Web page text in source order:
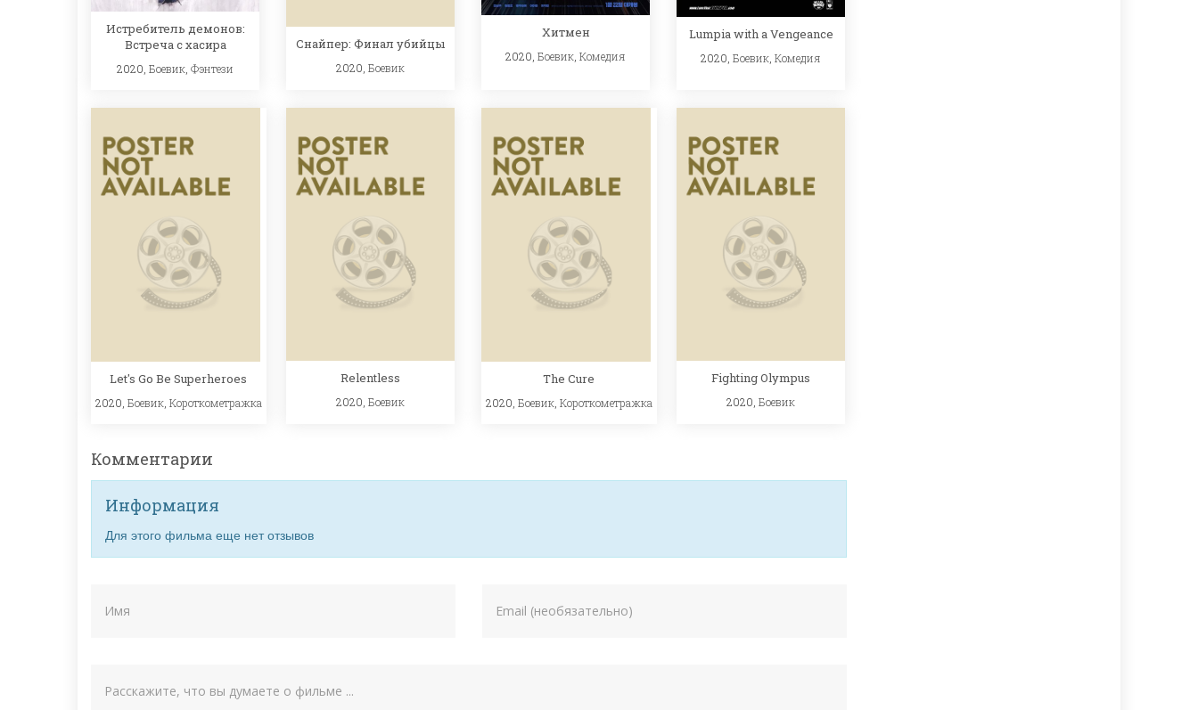
Истребитель демонов:
Встреча с хасира
2020, Боевик, Фэнтези
Снайпер: Финал убийцы
2020, Боевик
Хитмен
2020, Боевик Комедия
Lumpia with a Vengeance
2020, Боевик Комедия
Let's Go Be Superheroes
2020, Боевик, Короткометражка
Relentless
2020, Боевик
The Cure
2020, Боевик, Короткометражка
Fighting Olympus
2020, Боевик
Комментарии
Информация
Для этого фильма еще нет отзывов